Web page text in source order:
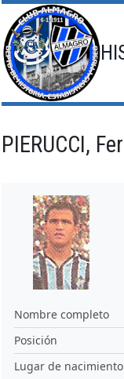
Saltar
al
contenido
PIERUCCI,
Nombre completo
Posición
Lugar de nacimiento